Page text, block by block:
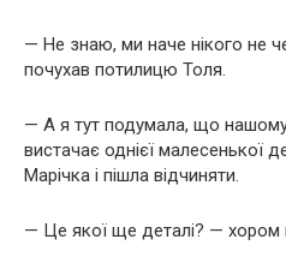
— Не знаю, ми наче нікого не
почухав потилицю Толя.
— А я тут подумала, що
вистачає однієї малесенької
Марічка і пішла відчиняти.
— Це якої ще деталі? — хором